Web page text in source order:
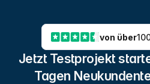
von über
Jetzt Testprojekt
Tagen